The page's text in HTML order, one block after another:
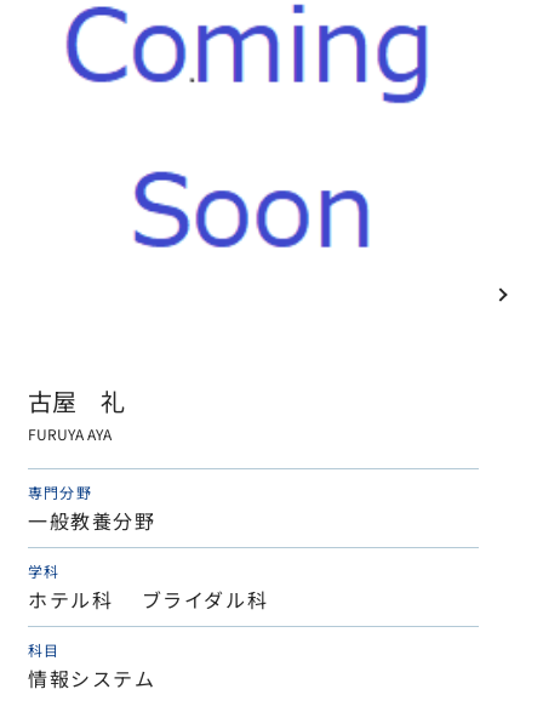
古屋 礼
FURUYA AYA
専門分野
一般教養分野
学科
ホテル科 ブライダル科
科目
情報システム